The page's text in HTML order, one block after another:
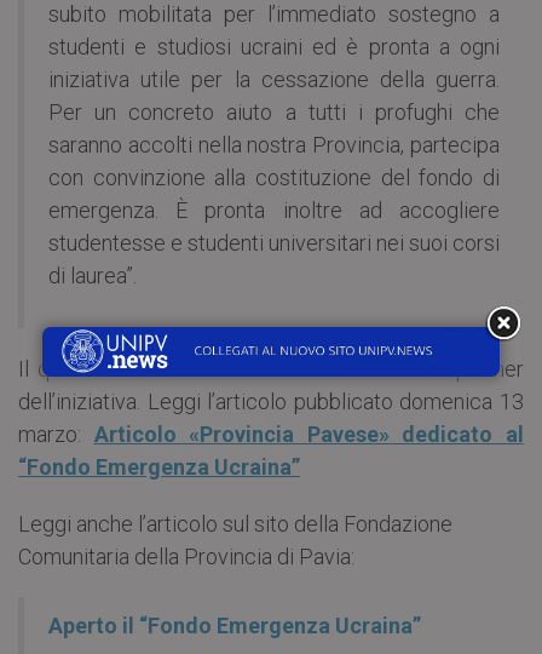
subito mobilitata per l’immediato sostegno a
studenti e studiosi ucraini ed è pronta a ogni
iniziativa utile per la cessazione della guerra.
Per un concreto aiuto a tutti i profughi che
saranno accolti nella nostra Provincia, partecipa
con convinzione alla costituzione del fondo di
emergenza. È pronta inoltre ad accogliere
studentesse e studenti universitari nei suoi corsi
di laurea”.
Il quotidiano «La Provincia Pavese» è media partner
dell’iniziativa. Leggi l’articolo pubblicato domenica 13
marzo: Articolo «Provincia Pavese» dedicato al
“Fondo Emergenza Ucraina”
Leggi anche l’articolo sul sito della Fondazione
Comunitaria della Provincia di Pavia:
Aperto il “Fondo Emergenza Ucraina”